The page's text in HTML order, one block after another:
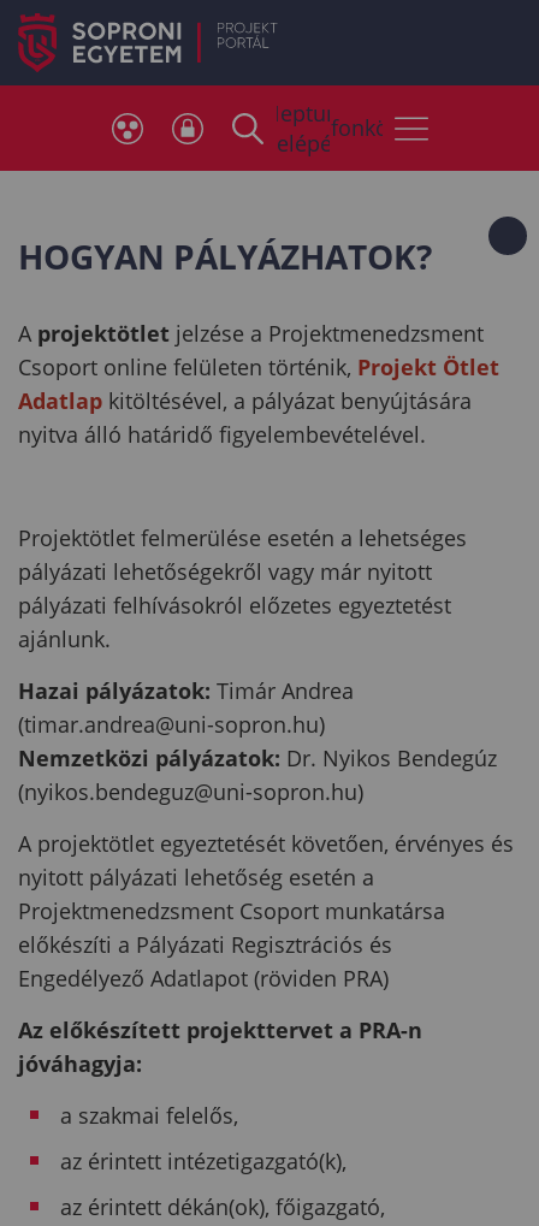
Neptun
belépés
Telefonkönyv
HOGYAN PÁLYÁZHATOK?
A projektötlet jelzése a Projektmenedzsment
Csoport online felületen történik, Projekt Ötlet
Adatlap kitöltésével, a pályázat benyújtására
nyitva álló határidő figyelembevételével.
Projektötlet felmerülése esetén a lehetséges
pályázati lehetőségekről vagy már nyitott
pályázati felhívásokról előzetes egyeztetést
ajánlunk.
Hazai pályázatok: Timár Andrea
(timar.andrea@uni-sopron.hu)
Nemzetközi pályázatok: Dr. Nyikos Bendegúz
(nyikos.bendeguz@uni-sopron.hu)
A projektötlet egyeztetését követően, érvényes és
nyitott pályázati lehetőség esetén a
Projektmenedzsment Csoport munkatársa
előkészíti a Pályázati Regisztrációs és
Engedélyező Adatlapot (röviden PRA)
Az előkészített projekttervet a PRA-n
jóváhagyja:
a szakmai felelős,
az érintett intézetigazgató(k),
az érintett dékán(ok), főigazgató,